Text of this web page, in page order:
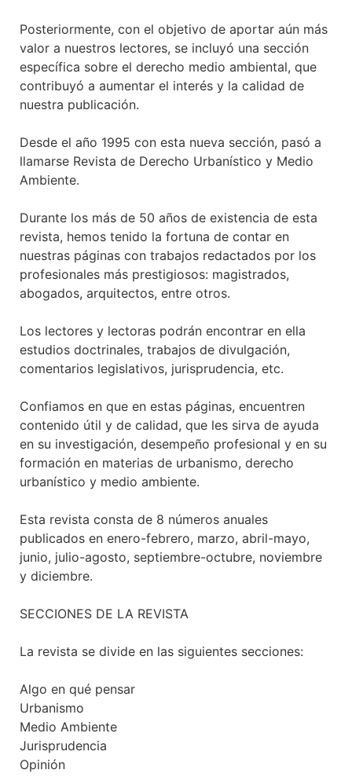
Posteriormente, con el objetivo de aportar aún más
valor a nuestros lectores, se incluyó una sección
específica sobre el derecho medio ambiental, que
contribuyó a aumentar el interés y la calidad de
nuestra publicación.
Desde el año 1995 con esta nueva sección, pasó a
llamarse Revista de Derecho Urbanístico y Medio
Ambiente.
Durante los más de 50 años de existencia de esta
revista, hemos tenido la fortuna de contar en
nuestras páginas con trabajos redactados por los
profesionales más prestigiosos: magistrados,
abogados, arquitectos, entre otros.
Los lectores y lectoras podrán encontrar en ella
estudios doctrinales, trabajos de divulgación,
comentarios legislativos, jurisprudencia, etc.
Confiamos en que en estas páginas, encuentren
contenido útil y de calidad, que les sirva de ayuda
en su investigación, desempeño profesional y en su
formación en materias de urbanismo, derecho
urbanístico y medio ambiente.
Esta revista consta de 8 números anuales
publicados en enero-febrero, marzo, abril-mayo,
junio, julio-agosto, septiembre-octubre, noviembre
y diciembre.
SECCIONES DE LA REVISTA
La revista se divide en las siguientes secciones:
Algo en qué pensar
Urbanismo
Medio Ambiente
Jurisprudencia
Opinión